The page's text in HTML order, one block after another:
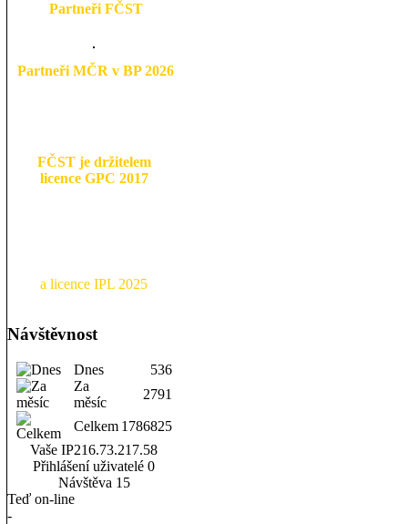
Partneři FČST
Partneři MČR v BP 2026
FČST je držitelem
licence GPC 2017
a licence IPL 2025
Návštěvnost
Dnes
536
Za
měsíc
2791
Celkem 1786825
Vaše IP216.73.217.58
Přihlášení uživatelé 0
Návštěva 15
Teď on-line
-